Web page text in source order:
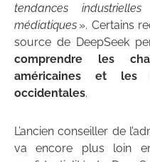
tendances
médiatiques ». Certains
source de DeepSeek
comprendre les
américaines et les
occidentales.
L’ancien conseiller de
va encore plus loin